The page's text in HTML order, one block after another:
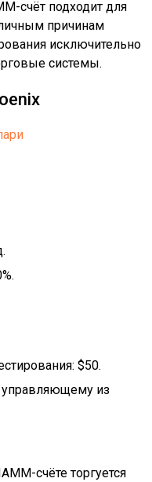
счёт подходит для
причинам
исключительно
системы.
$50.
управляющему из
счёте торгуется